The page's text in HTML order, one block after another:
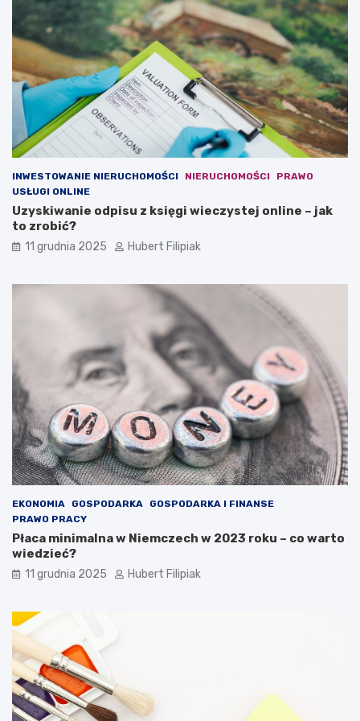
m
w
l
t
y
w
l
INWESTOWANIE NIERUCHOMOŚCI NIERUCHOMOŚCI
PRAWO
USŁUGI ONLINE
Uzyskiwanie odpisu z księgi wieczystej online – jak
to zrobić?
11 grudnia 2025 Hubert Filipiak
EKONOMIA GOSPODARKA
GOSPODARKA I FINANSE
PRAWO PRACY
Płaca minimalna w Niemczech w 2023 roku – co warto
wiedzieć?
11 grudnia 2025 Hubert Filipiak